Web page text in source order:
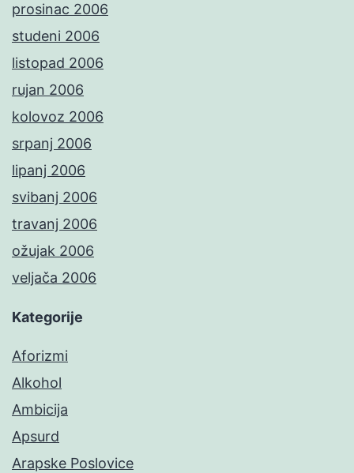
prosinac 2006
studeni 2006
listopad 2006
rujan 2006
kolovoz 2006
srpanj 2006
lipanj 2006
svibanj 2006
travanj 2006
ožujak 2006
veljača 2006
Kategorije
Aforizmi
Alkohol
Ambicija
Apsurd
Arapske Poslovice